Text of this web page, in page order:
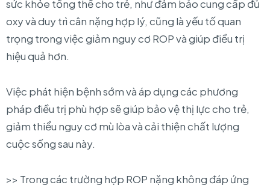
sức khỏe tổng thể cho trẻ, như đảm bảo cung cấp đủ
oxy và duy trì cân nặng hợp lý, cũng là yếu tố quan
trọng trong việc giảm nguy cơ ROP và giúp điều trị
hiệu quả hơn.
Việc phát hiện bệnh sớm và áp dụng các phương
pháp điều trị phù hợp sẽ giúp bảo vệ thị lực cho trẻ,
giảm thiểu nguy cơ mù lòa và cải thiện chất lượng
cuộc sống sau này.
>> Trong các trường hợp ROP nặng không đáp ứng